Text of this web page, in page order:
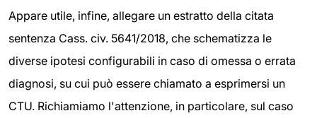
Appare utile, infine, allegare un estratto della citata
sentenza Cass. civ. 5641/2018, che schematizza le
diverse ipotesi configurabili in caso di omessa o errata
diagnosi, su cui può essere chiamato a esprimersi un
CTU. Richiamiamo l'attenzione, in particolare, sul caso